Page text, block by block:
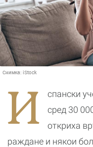
Снимка: iStock
И
спански
сред 30
откриха
раждане и някои